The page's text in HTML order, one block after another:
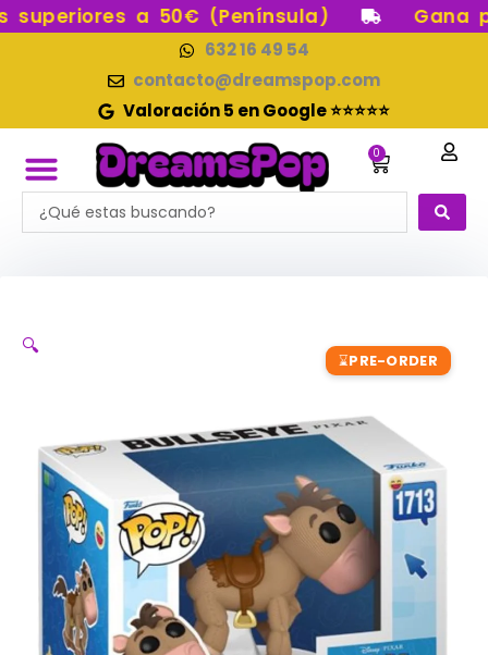
Ir
a 50€ (Península) Gana
632 16 49 54
contacto@dreamspop.com
Valoración 5 en Google ⭐⭐⭐⭐⭐
0
Carrito
Search
...
⌛PRE-ORDER
🔍